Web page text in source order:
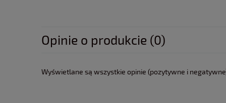
Opinie o produkcie (0)
Wyświetlane są wszystkie opinie (pozytywne i